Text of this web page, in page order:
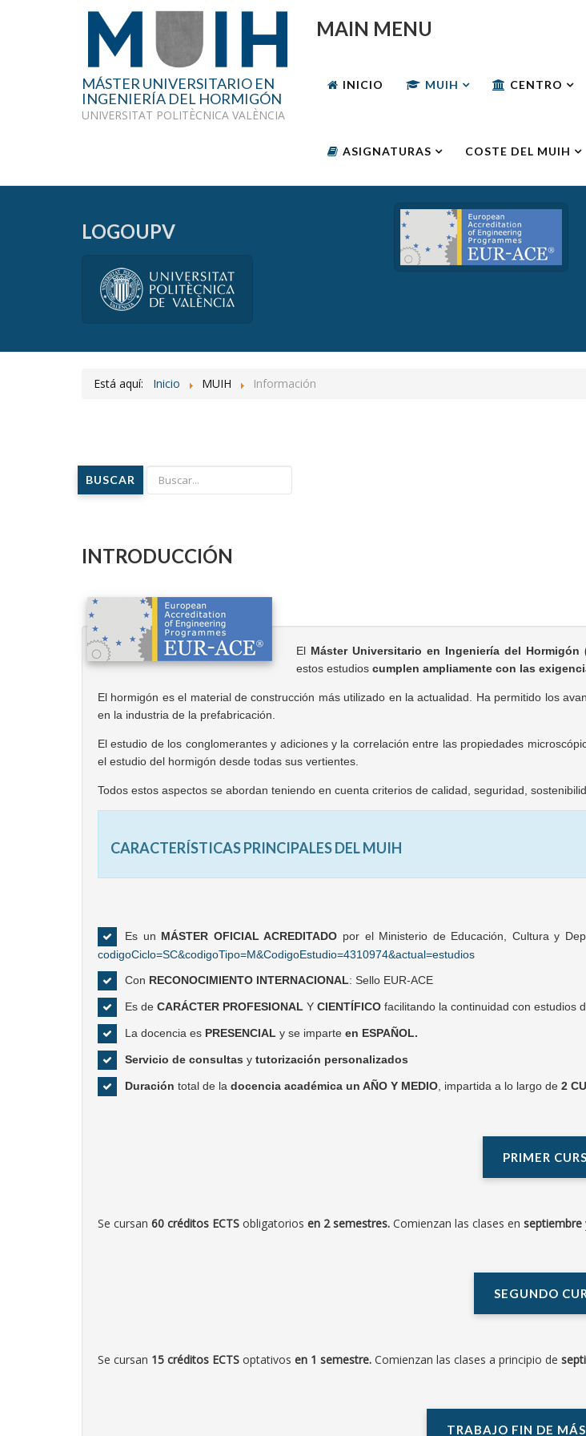
MÁSTER UNIVERSITARIO EN
INGENIERÍA DEL HORMIGÓN
UNIVERSITAT POLITÈCNICA VALÈNCIA
MAIN MENU
INICIO MUIH CENTRO
ASIGNATURAS COSTE DEL MUIH
LOGOUPV
Está aquí: Inicio MUIH Información
BUSCAR
INTRODUCCIÓN
El Máster Universitario en Ingeniería del Hormigón
estos estudios cumplen ampliamente con las
El hormigón es el material de construcción más utilizado en la actualidad. Ha permitido los
en la industria de la prefabricación.
El estudio de los conglomerantes y adiciones y la correlación entre las propiedades
el estudio del hormigón desde todas sus vertientes.
Todos estos aspectos se abordan teniendo en cuenta criterios de calidad, seguridad,
CARACTERÍSTICAS PRINCIPALES DEL MUIH
Es un MÁSTER OFICIAL ACREDITADO por el Ministerio de Educación, Cultura y
codigoCiclo=SC&codigoTipo=M&CodigoEstudio=4310974&actual=estudios
Con RECONOCIMIENTO INTERNACIONAL: Sello EUR-ACE
Es de CARÁCTER PROFESIONAL Y CIENTÍFICO facilitando la continuidad con estudios
La docencia es PRESENCIAL y se imparte en ESPAÑOL.
Servicio de consultas y tutorización personalizados
Duración total de la docencia académica un AÑO Y MEDIO , impartida a lo largo de 2
PRIMER
Se cursan 60 créditos ECTS obligatorios en 2 semestres. Comienzan las clases en septiembre
SEGUNDO
Se cursan 15 créditos ECTS optativos en 1 semestre. Comienzan las clases a principio de
TRABAJO FIN DE